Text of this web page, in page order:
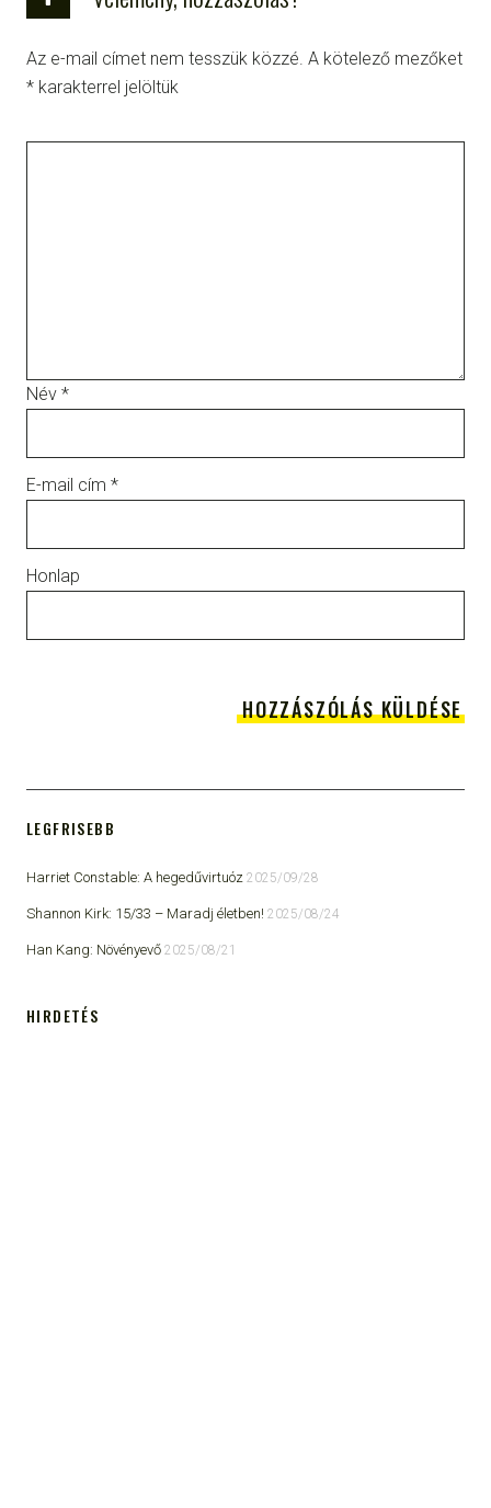
Az e-mail címet nem tesszük közzé. A kötelező mezőket
* karakterrel jelöltük
Név *
E-mail cím *
Honlap
LEGFRISEBB
Harriet Constable: A hegedűvirtuóz 2025/09/28
Shannon Kirk: 15/33 ​– Maradj életben! 2025/08/24
Han Kang: Növényevő 2025/08/21
HIRDETÉS